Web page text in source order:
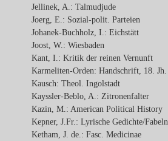
Jellinek, A.: Talmudjude
Joerg, E.: Sozial-polit. Parteien
Johanek-Buchholz, I.: Eichstätt
Joost, W.: Wiesbaden
Kant, I.: Kritik der reinen Vernunft
Karmeliten-Orden: Handschrift, 18. Jh.
Kausch: Theol. Ingolstadt
Kayssler-Beblo, A.: Zitronenfalter
Kazin, M.: American Political History
Kepner, J.Fr.: Lyrische Gedichte/Fabeln
Ketham, J. de.: Fasc. Medicinae